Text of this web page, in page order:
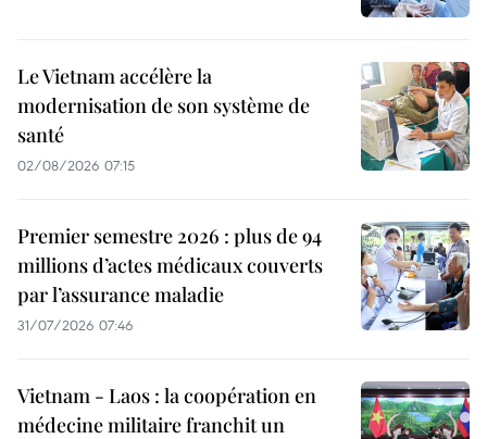
Le Vietnam accélère la
modernisation de son système de
santé
02/08/2026 07:15
Premier semestre 2026 : plus de 94
millions d’actes médicaux couverts
par l’assurance maladie
31/07/2026 07:46
Vietnam - Laos : la coopération en
médecine militaire franchit un